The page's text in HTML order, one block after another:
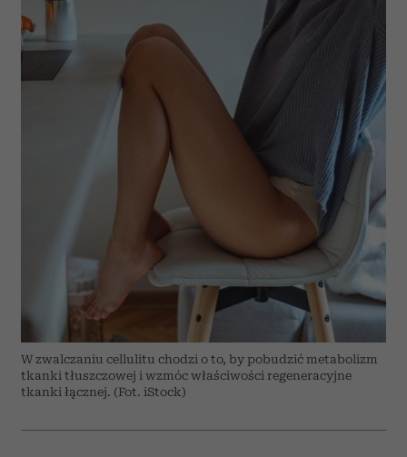
W zwalczaniu cellulitu chodzi o to, by pobudzić metabolizm
tkanki tłuszczowej i wzmóc właściwości regeneracyjne
tkanki łącznej. (Fot. iStock)